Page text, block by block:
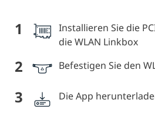
1
Installieren Sie die
die WLAN Linkbox
2 Befestigen Sie den
3 Die App